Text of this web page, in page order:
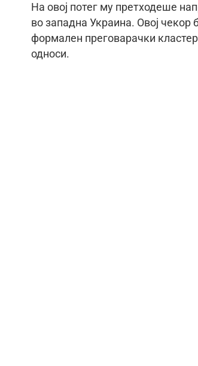
На овој потег му претходеше
во западна Украина. Овој
формален преговарачки
односи.